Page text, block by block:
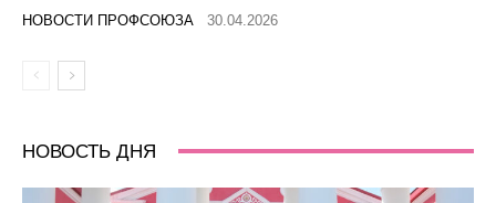
НОВОСТИ ПРОФСОЮЗА 30.04.2026
НОВОСТЬ ДНЯ